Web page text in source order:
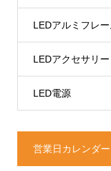
LEDアルミフレー
LEDアクセサリー
LED電源
営業日カレンダー